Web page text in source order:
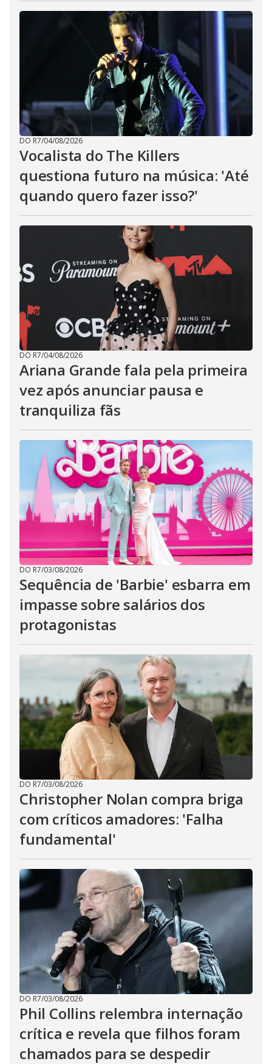
DO R7/04/08/2026
Vocalista do The Killers
questiona futuro na música: 'Até
quando quero fazer isso?'
DO R7/04/08/2026
Ariana Grande fala pela primeira
vez após anunciar pausa e
tranquiliza fãs
DO R7/03/08/2026
Sequência de 'Barbie' esbarra em
impasse sobre salários dos
protagonistas
DO R7/03/08/2026
Christopher Nolan compra briga
com críticos amadores: 'Falha
fundamental'
DO R7/03/08/2026
Phil Collins relembra internação
crítica e revela que filhos foram
chamados para se despedir